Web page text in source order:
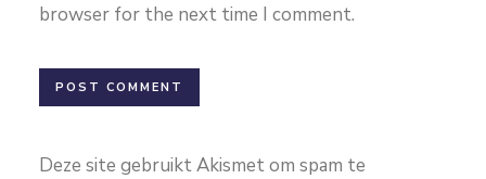
browser for the next time I comment.
Deze site gebruikt Akismet om spam te